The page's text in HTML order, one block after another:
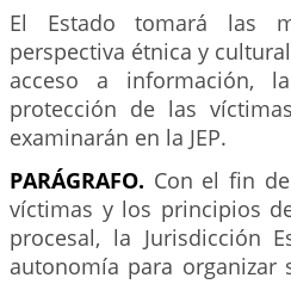
El Estado tomará las
perspectiva étnica y
acceso a información,
protección de las
examinarán en la JEP.
PARÁGRAFO. Con el fin
víctimas y los principios
procesal, la Jurisdicción
autonomía para organizar